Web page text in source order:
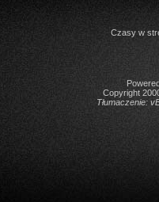
Czasy w
Copyright
Tłumaczenie: